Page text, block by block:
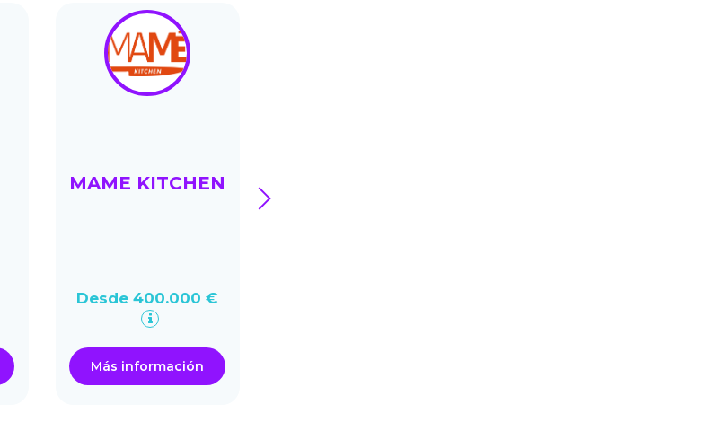
MAME KITCHEN
Desde 400.000 €
Más información
next